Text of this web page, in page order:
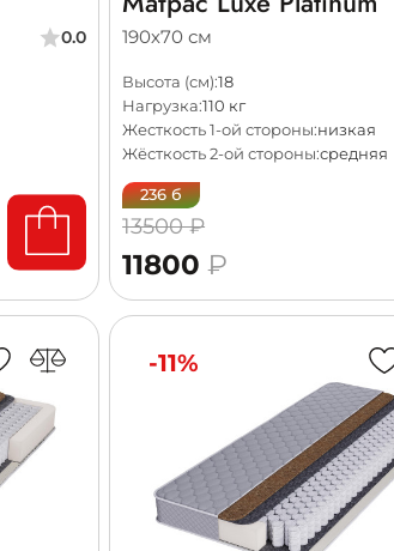
0.0 190х70 см
Высота (см):18
Нагрузка:110 кг
Жесткость 1-ой стороны:низкая
Жёсткость 2-ой стороны:средняя
236 б
13500 ₽
11800 ₽
-11%